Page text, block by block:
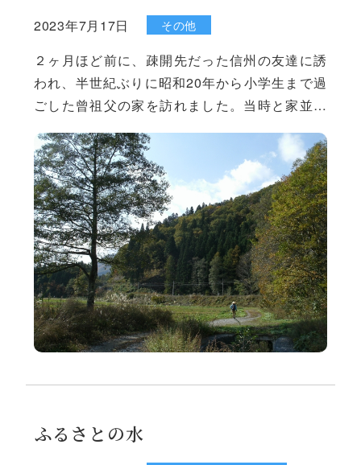
2023年7月17日 その他
２ヶ月ほど前に、疎開先だった信州の友達に誘
われ、半世紀ぶりに昭和20年から小学生まで過
ごした曾祖父の家を訪れました。当時と家並み
達と駆け巡ったことなど、思い出話に花が咲き
ました。 長老の話によると、現在の車社会にな
るまでは家と家とのいわゆる「家道」があり、
産業の発達とともに馬や荷車が通れるように広
くなったそうです。「家道」には子供たちが学
校に通ったり、近隣
ふるさとの水